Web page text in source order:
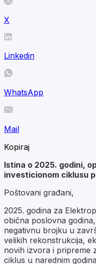
X
Linkedin
WhatsApp
Mail
Kopiraj
Istina o 2025. godini,
investicionom ciklusu
Poštovani građani,
2025. godina za
obična poslovna
negativnu brojku u
velikih rekonstrukcija,
novih izvora i pripreme
ciklus u narednim